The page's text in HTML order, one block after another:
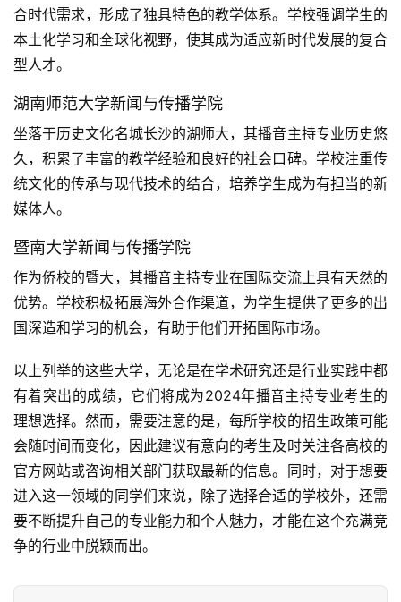
合时代需求，形成了独具特色的教学体系。学校强调学生的
本土化学习和全球化视野，使其成为适应新时代发展的复合
型人才。
湖南师范大学新闻与传播学院
坐落于历史文化名城长沙的湖师大，其播音主持专业历史悠
久，积累了丰富的教学经验和良好的社会口碑。学校注重传
统文化的传承与现代技术的结合，培养学生成为有担当的新
媒体人。
暨南大学新闻与传播学院
作为侨校的暨大，其播音主持专业在国际交流上具有天然的
优势。学校积极拓展海外合作渠道，为学生提供了更多的出
国深造和学习的机会，有助于他们开拓国际市场。
以上列举的这些大学，无论是在学术研究还是行业实践中都
有着突出的成绩，它们将成为2024年播音主持专业考生的
理想选择。然而，需要注意的是，每所学校的招生政策可能
会随时间而变化，因此建议有意向的考生及时关注各高校的
官方网站或咨询相关部门获取最新的信息。同时，对于想要
进入这一领域的同学们来说，除了选择合适的学校外，还需
要不断提升自己的专业能力和个人魅力，才能在这个充满竞
争的行业中脱颖而出。